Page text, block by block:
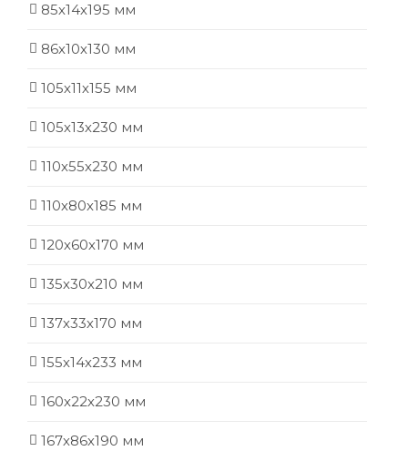
85х14х195 мм
86х10х130 мм
105х11х155 мм
105х13х230 мм
110х55х230 мм
110х80х185 мм
120х60х170 мм
135х30х210 мм
137х33х170 мм
155х14х233 мм
160х22х230 мм
167х86х190 мм